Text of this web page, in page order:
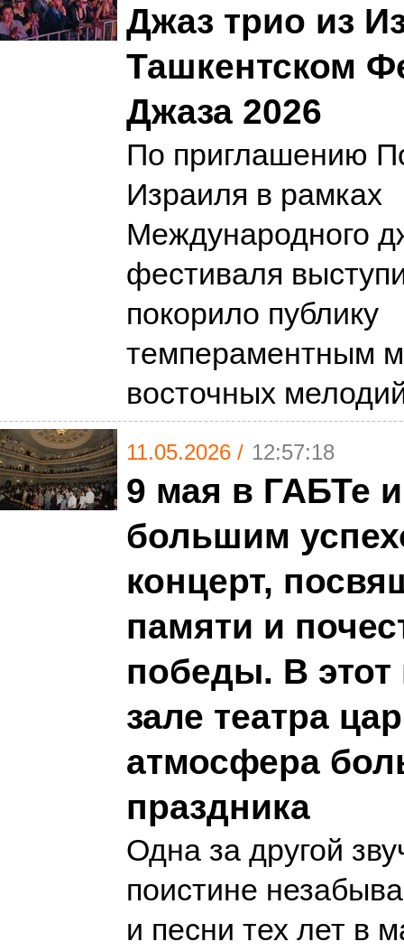
Джаз трио из
Ташкентском
Джаза 2026
По приглашению
Израиля в рамках
Международного
фестиваля
покорило публику
темпераментным
восточных
11.05.2026 / 12:57:18
9 мая в ГАБТе
большим
концерт,
памяти и
победы. В этот
зале театра
атмосфера
праздника
Одна за другой
поистине
и песни тех лет в